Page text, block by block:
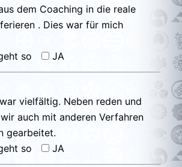
dem Coaching in die reale
. Dies war für mich
so JA
vielfältig. Neben reden und
auch mit anderen Verfahren
gearbeitet.
so JA